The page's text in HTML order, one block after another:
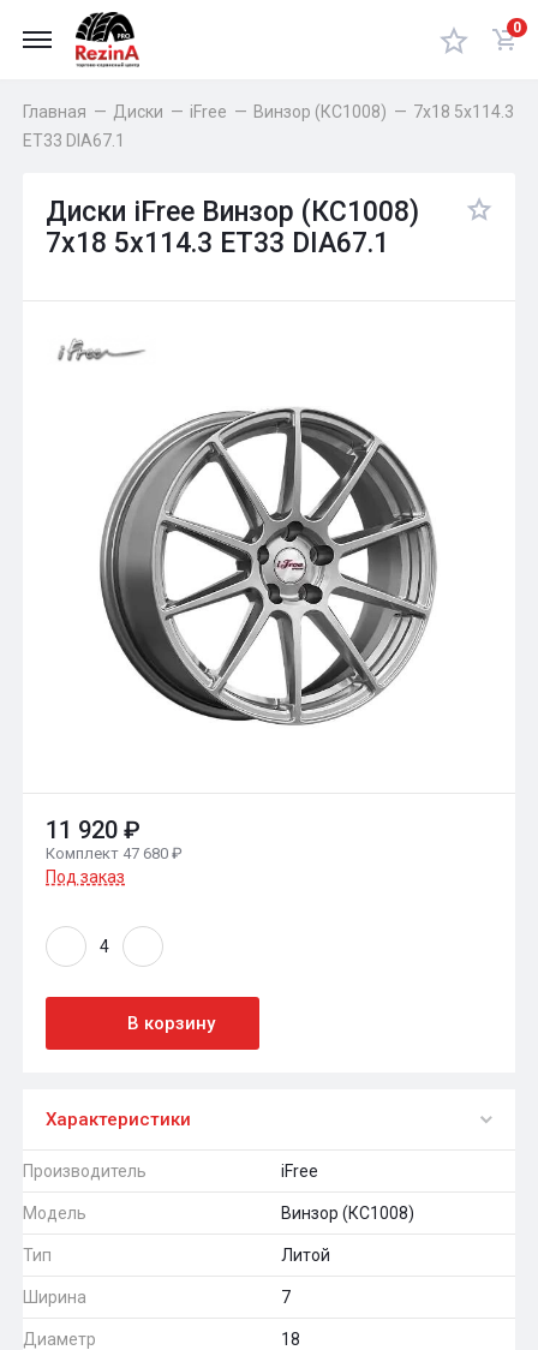
0
Главная — Диски — iFree — Винзор (КС1008) — 7x18 5x114.3
ET33 DIA67.1
Диски iFree Винзор (КС1008)
7x18 5x114.3 ET33 DIA67.1
11 920 ₽
Комплект 47 680 ₽
Под заказ
В корзину
Характеристики
Производитель iFree
Модель Винзор (КС1008)
Тип Литой
Ширина 7
Диаметр 18